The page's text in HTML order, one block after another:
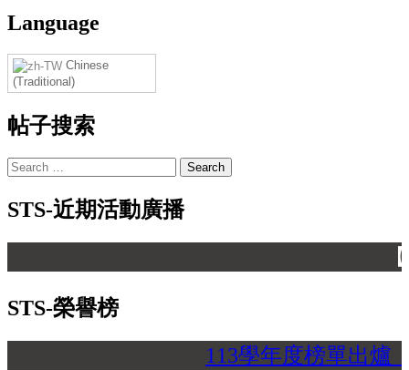
Language
Chinese
(Traditional)
帖子搜索
STS-近期活動廣播
【
STS-榮譽榜
113學年度榜單出爐